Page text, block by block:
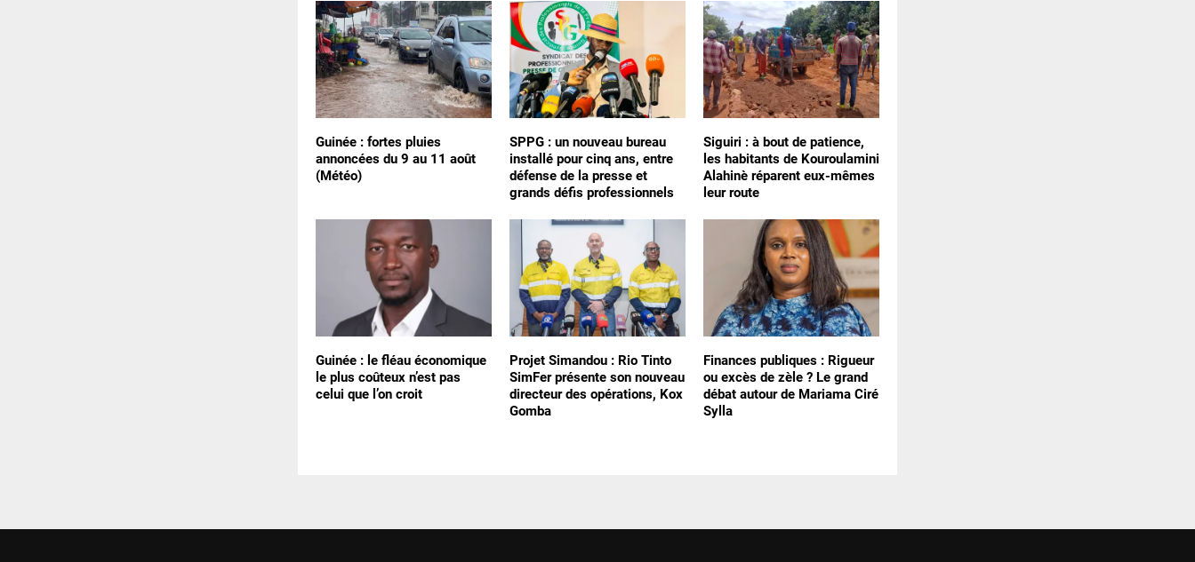
Guinée : fortes pluies
annoncées du 9 au 11 août
(Météo)
SPPG : un nouveau bureau
installé pour cinq ans, entre
défense de la presse et
grands défis professionnels
Siguiri : à bout de patience,
les habitants de Kouroulamini
Alahinè réparent eux-mêmes
leur route
Guinée : le fléau économique
le plus coûteux n’est pas
celui que l’on croit
Projet Simandou : Rio Tinto
SimFer présente son nouveau
directeur des opérations, Kox
Gomba
Finances publiques : Rigueur
ou excès de zèle ? Le grand
débat autour de Mariama Ciré
Sylla